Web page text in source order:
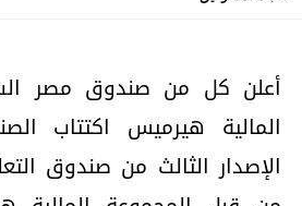
أعلن كل من صندوق مصر
المالیة ھیرمیس اكتتاب
الإصدار الثالث من صندوق